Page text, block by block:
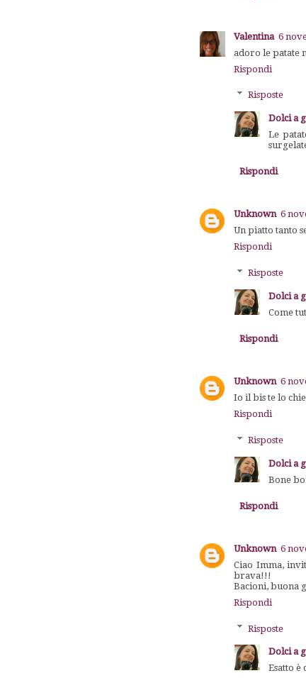
Valentina 6
adoro le patate
Rispondi
Risposte
Dolci a
Le
Rispondi
Unknown 6
Un piatto tanto
Rispondi
Risposte
Dolci a
Come
Rispondi
Unknown 6
Io il bis te lo
Rispondi
Risposte
Dolci a
Bone
Rispondi
Unknown 6
Ciao Imma,
brava!!!
Bacioni, buona
Rispondi
Risposte
Dolci a
Esatto